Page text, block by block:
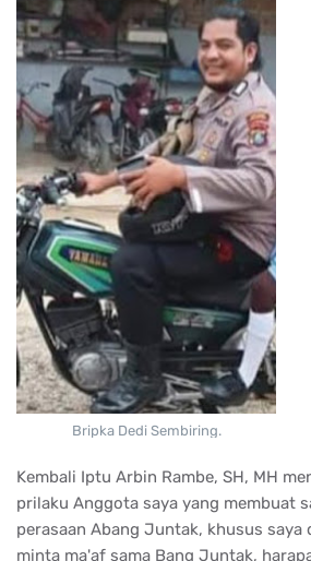
Bripka Dedi Sembiring.
Kembali Iptu Arbin Rambe, SH, MH
prilaku Anggota saya yang membuat
perasaan Abang Juntak, khusus saya
minta ma'af sama Bang Juntak,